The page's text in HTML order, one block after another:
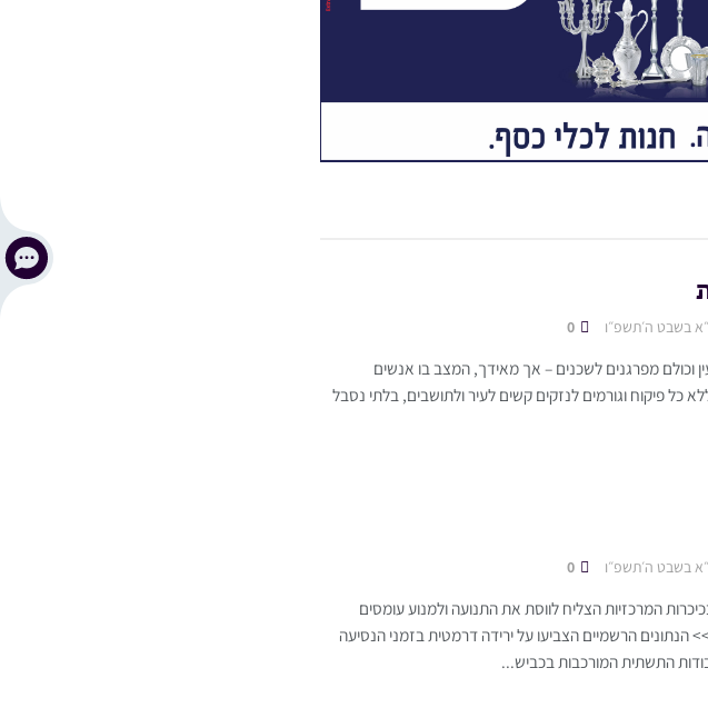
בשבט ה׳תשפ״ו
וכולם מפרגנים לשכנים – אך מאידך, המצב בו אנשים
כל פיקוח וגורמים לנזקים קשים לעיר ולתושבים, בלתי נסבל
בשבט ה׳תשפ״ו
המרכזיות הצליח לווסת את התנועה ולמנוע עומסים
הנתונים הרשמיים הצביעו על ירידה דרמטית בזמני הנסיעה
התשתית המורכבות בכביש...